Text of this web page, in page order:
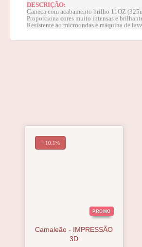
DESCRIÇÃO:
Caneca com acabamento brilho 11OZ
Proporciona cores muito intensas e
Resistente ao microondas e máquina de
PROMO
Camaleão - IMPRESSÃO
3D
− 10.1%